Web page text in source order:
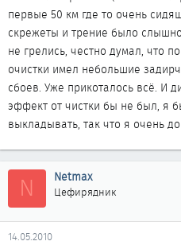
первые 50 км где то очень
скрежеты и трение было
не грелись, честно думал, что
очистки имел небольшие
сбоев. Уже прикоталось всё. И
эффект от чистки бы не был, я
выкладывать, так что я очень
N Netmax
Цефирядник
14.05.2010